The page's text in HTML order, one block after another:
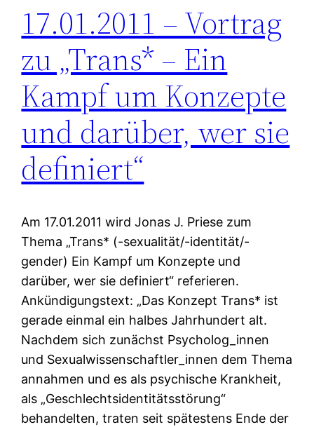
17.01.2011 – Vortrag
zu „Trans* – Ein
Kampf um Konzepte
und darüber, wer sie
definiert“
Am 17.01.2011 wird Jonas J. Priese zum
Thema „Trans* (-sexualität/-identität/-
gender) Ein Kampf um Konzepte und
darüber, wer sie definiert“ referieren.
Ankündigungstext: „Das Konzept Trans* ist
gerade einmal ein halbes Jahrhundert alt.
Nachdem sich zunächst Psycholog_innen
und Sexualwissenschaftler_innen dem Thema
annahmen und es als psychische Krankheit,
als „Geschlechtsidentitätsstörung“
behandelten, traten seit spätestens Ende der